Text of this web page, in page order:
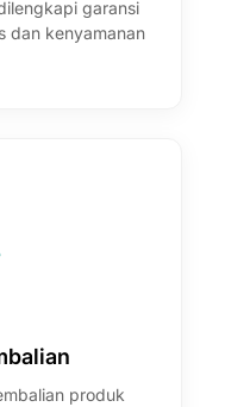
garansi
dan kenyamanan
produk